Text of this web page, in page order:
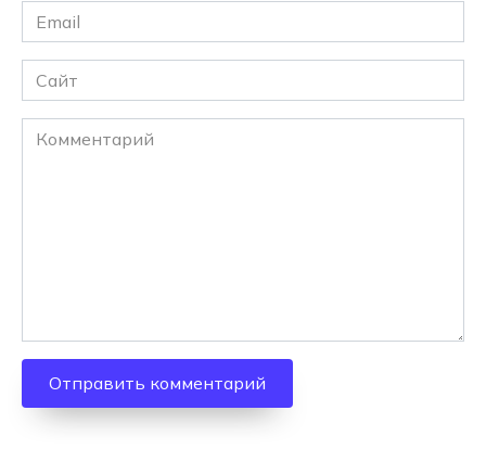
Email
*
Сайт
Комментарий